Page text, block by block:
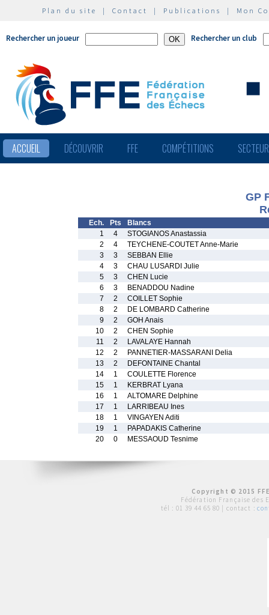
Plan du site | Contact | Publications | Mon
Rechercher un joueur Rechercher un club
ACCUEIL DÉCOUVRIR FFE COMPÉTITIONS
GP
Ech. Pts
Blancs
1
4
STOGIANOS Anastassia
2
4
TEYCHENE-COUTET Anne-Marie
3
3
SEBBAN Ellie
4
3
CHAU LUSARDI Julie
5
3
CHEN Lucie
6
3
BENADDOU Nadine
7
2
COILLET Sophie
8
2
DE LOMBARD Catherine
9
2
GOH Anais
10
2
CHEN Sophie
11
2
LAVALAYE Hannah
12
2
PANNETIER-MASSARANI Delia
13
2
DEFONTAINE Chantal
14
1
COULETTE Florence
15
1
KERBRAT Lyana
16
1
ALTOMARE Delphine
17
1
LARRIBEAU Ines
18
1
VINGAYEN Aditi
19
1
PAPADAKIS Catherine
20
0 MESSAOUD Tesnime
Copyright © 2015
Fédération Française des
tél : 01 39 44 65 80 | contact :